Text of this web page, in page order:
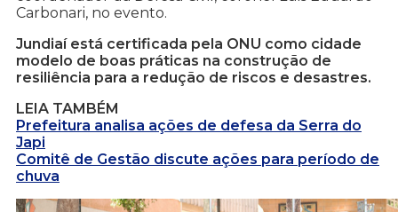
Carbonari, no evento.
Jundiaí está certificada pela ONU como cidade
modelo de boas práticas na construção de
resiliência para a redução de riscos e desastres.
LEIA TAMBÉM
Prefeitura analisa ações de defesa da Serra do
Japi
Comitê de Gestão discute ações para período de
chuva